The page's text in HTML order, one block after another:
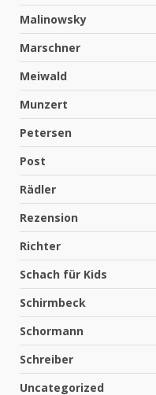
Malinowsky
Marschner
Meiwald
Munzert
Petersen
Post
Rädler
Rezension
Richter
Schach für Kids
Schirmbeck
Schormann
Schreiber
Uncategorized